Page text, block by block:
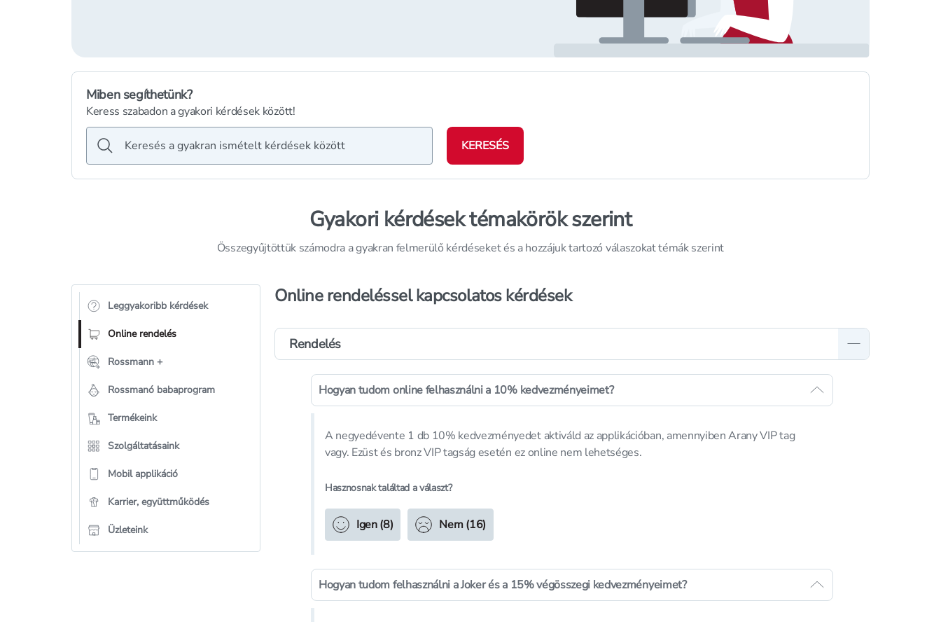
Miben segíthetünk?
Keress szabadon a gyakori kérdések között!
KERESÉS
Gyakori kérdések témakörök szerint
Összegyűjtöttük számodra a gyakran felmerülő kérdéseket és a hozzájuk tartozó válaszokat témák szerint
Leggyakoribb kérdések
Online rendelés
Rossmann +
Rossmanó babaprogram
Termékeink
Szolgáltatásaink
Mobil applikáció
Karrier, együttműködés
Üzleteink
Online rendeléssel kapcsolatos kérdések
Rendelés
Hogyan tudom online felhasználni a 10% kedvezményeimet?
A negyedévente 1 db 10% kedvezményedet aktiváld az applikációban, amennyiben Arany VIP tag
vagy. Ezüst és bronz VIP tagság esetén ez online nem lehetséges.
Hasznosnak találtad a választ?
Igen (8) Nem (16)
Hogyan tudom felhasználni a Joker és a 15% végösszegi kedvezményeimet?